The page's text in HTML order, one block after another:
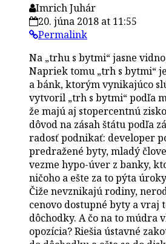
Imrich Juhár
20. júna 2018 at 11:55
Permalink
Na „trhu s bytmi“ jasne
Napriek tomu „trh s bytmi“
a bánk, ktorým vynikajúco
vytvoril „trh s bytmi“ podľa
že majú aj stopercentnú
dôvod na zásah štátu podľa
radosť podnikať: developer
predražené byty, mladý
vezme hypo-úver z banky,
ničoho a ešte za to pýta
Čiže nevznikajú rodiny,
cenovo dostupné byty a vraj
dôchodky. A čo na to múdra
opozícia? Riešia ústavné